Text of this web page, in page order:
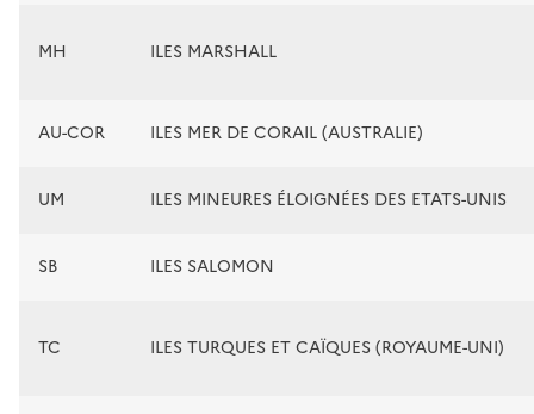
MH ILES MARSHALL
AU-COR ILES MER DE CORAIL (AUSTRALIE)
UM ILES MINEURES ÉLOIGNÉES DES ETATS-UNIS
SB ILES SALOMON
TC ILES TURQUES ET CAÏQUES (ROYAUME-UNI)